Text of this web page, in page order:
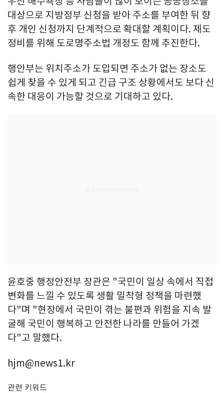
대상으로 지방정부 신청을 받아 주소를 부여한 뒤 향
후 개인 신청까지 단계적으로 확대할 계획이다. 제도
정비를 위해 도로명주소법 개정도 함께 추진한다.
행안부는 위치주소가 도입되면 주소가 없는 장소도
쉽게 찾을 수 있게 되고 긴급 구조 상황에서도 보다 신
속한 대응이 가능할 것으로 기대하고 있다.
윤호중 행정안전부 장관은 "국민이 일상 속에서 직접
변화를 느낄 수 있도록 생활 밀착형 정책을 마련했
다"며 "현장에서 국민이 겪는 불편과 위험을 지속 발
굴해 국민이 행복하고 안전한 나라를 만들어 가겠
다"고 말했다.
hjm@news1.kr
관련 키워드